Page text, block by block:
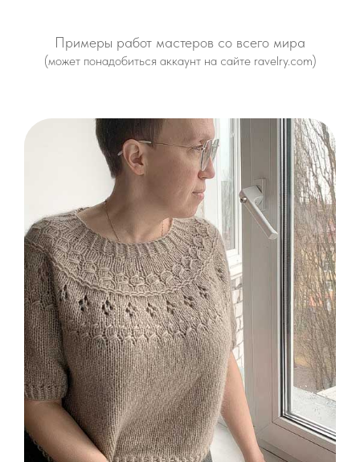
Примеры работ мастеров со всего мира
(может понадобиться аккаунт на сайте ravelry.com)